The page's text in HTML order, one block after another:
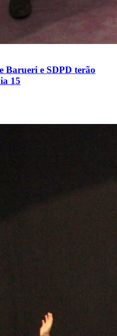
Barueri e SDPD terão
15